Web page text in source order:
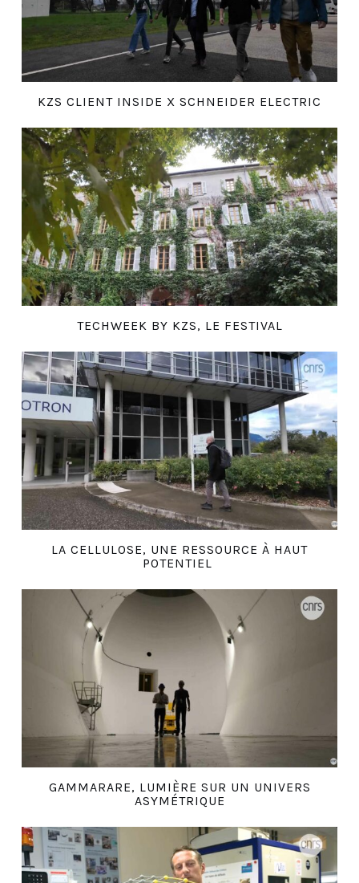
KZS CLIENT INSIDE X SCHNEIDER ELECTRIC
TECHWEEK BY KZS, LE FESTIVAL
LA CELLULOSE, UNE RESSOURCE À HAUT
POTENTIEL
GAMMARARE, LUMIÈRE SUR UN UNIVERS
ASYMÉTRIQUE